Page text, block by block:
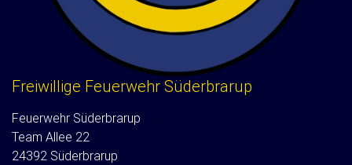
Freiwillige Feuerwehr Süderbrarup
Feuerwehr Süderbrarup
Team Allee 22
24392 Süderbrarup